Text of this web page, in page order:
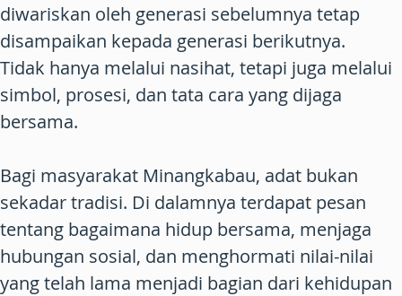
diwariskan oleh generasi sebelumnya tetap
disampaikan kepada generasi berikutnya.
Tidak hanya melalui nasihat, tetapi juga melalui
simbol, prosesi, dan tata cara yang dijaga
bersama.
Bagi masyarakat Minangkabau, adat bukan
sekadar tradisi. Di dalamnya terdapat pesan
tentang bagaimana hidup bersama, menjaga
hubungan sosial, dan menghormati nilai-nilai
yang telah lama menjadi bagian dari kehidupan